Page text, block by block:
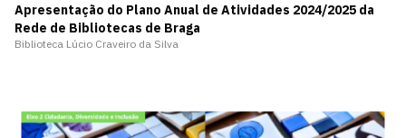
Apresentação do Plano Anual de Atividades 2024/2025 da
Rede de Bibliotecas de Braga
Biblioteca Lúcio Craveiro da Silva